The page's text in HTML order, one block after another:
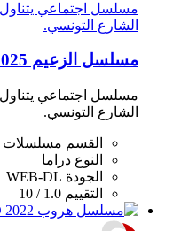
مسلسل اجتماعي
الشارع التونسي.
مسلسل الزعيم 2025 HD
مسلسل اجتماعي
الشارع التونسي.
القسم مسلسلات
النوع دراما
الجودة WEB-DL
التقييم 1.0 / 10